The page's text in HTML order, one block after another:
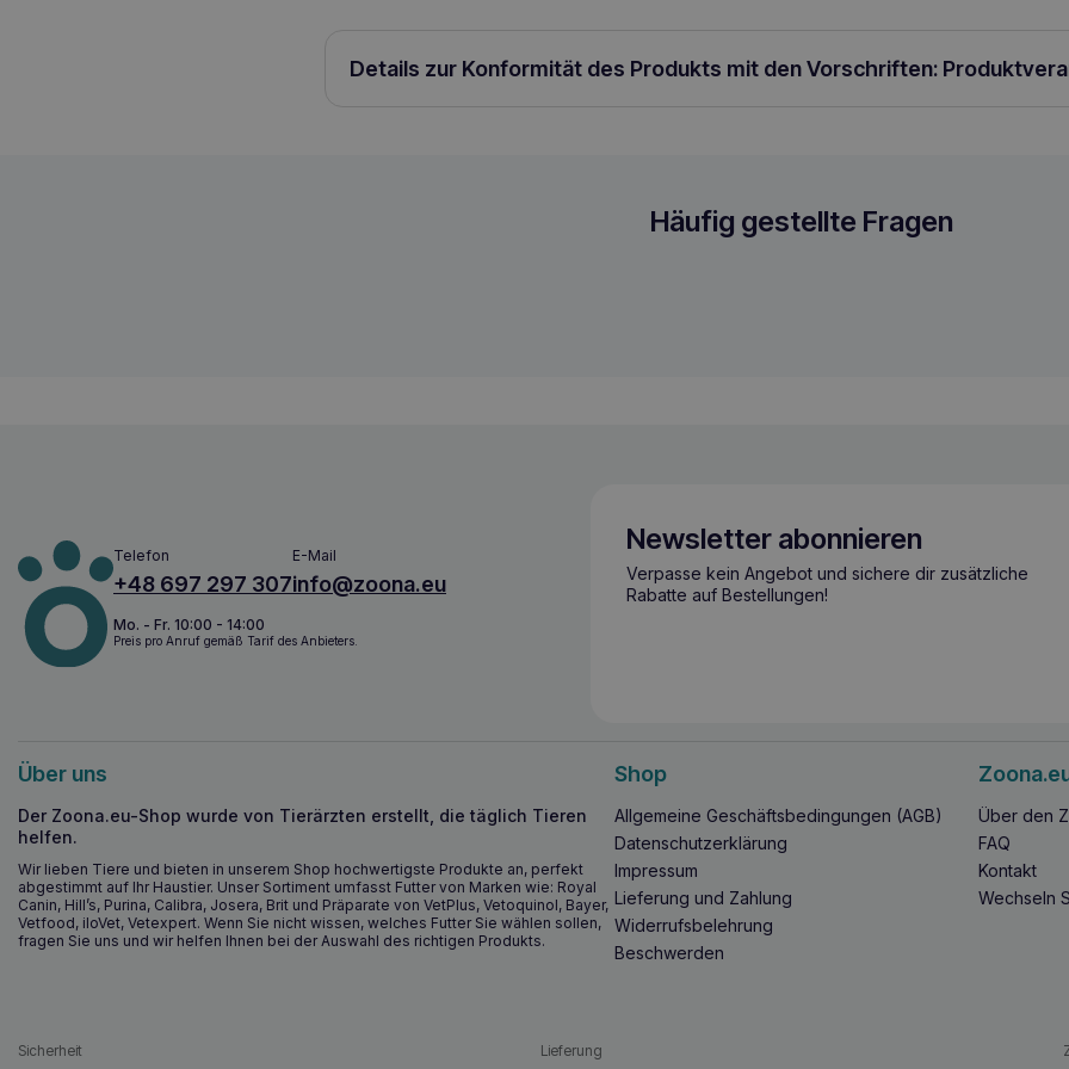
Details zur Konformität des Produkts mit den Vorschriften:
HOLISTA Vitamin Balancer 90 Tabletten Mineral- und Vitaminpräparat für Hunde
Häufig gestellte Fragen
Telefon
+48 697 297 307
E-Mail
info@zoona.eu
Mo. - Fr. 10:00 - 14:00
Preis pro Anruf gemäß Tarif des Anbieters.
Newsletter abonnieren
Verpasse kein Angebot und sichere dir zusätzliche
Rabatte auf Bestellungen!
Über uns
Der Zoona.eu-Shop wurde von Tierärzten erstellt, die täglich Tieren
helfen.
Wir lieben Tiere und bieten in unserem Shop hochwertigste Produkte an, perfekt
abgestimmt auf Ihr Haustier. Unser Sortiment umfasst Futter von Marken wie: Royal
Canin, Hill’s, Purina, Calibra, Josera, Brit und Präparate von VetPlus, Vetoquinol, Bayer,
Vetfood, iloVet, Vetexpert. Wenn Sie nicht wissen, welches Futter Sie wählen sollen,
fragen Sie uns und wir helfen Ihnen bei der Auswahl des richtigen Produkts.
Shop
Allgemeine Geschäftsbedingungen (AGB)
Datenschutzerklärung
Impressum
Lieferung und Zahlung
Widerrufsbelehrung
Beschwerden
Über den
FAQ
Kontakt
Wechseln
Sicherheit Lieferung